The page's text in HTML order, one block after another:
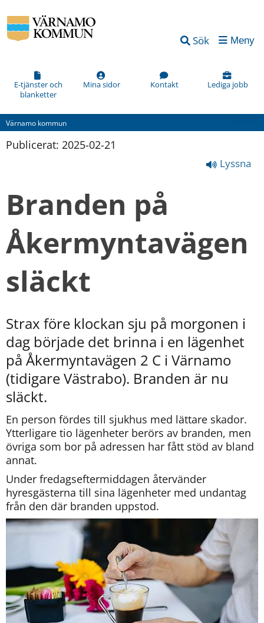
Sök Meny
E-tjänster och
blanketter
Mina sidor Kontakt Lediga jobb
Värnamo kommun
Publicerat: 2025-02-21
Lyssna
Branden på
Åkermyntavägen
släckt
Strax före klockan sju på morgonen i
dag började det brinna i en lägenhet
på Åkermyntavägen 2 C i Värnamo
(tidigare Västrabo). Branden är nu
släckt.
En person fördes till sjukhus med lättare skador.
Ytterligare tio lägenheter berörs av branden, men
övriga som bor på adressen har fått stöd av bland
annat.
Under fredagseftermiddagen återvänder
hyresgästerna till sina lägenheter med undantag
från den där branden uppstod.